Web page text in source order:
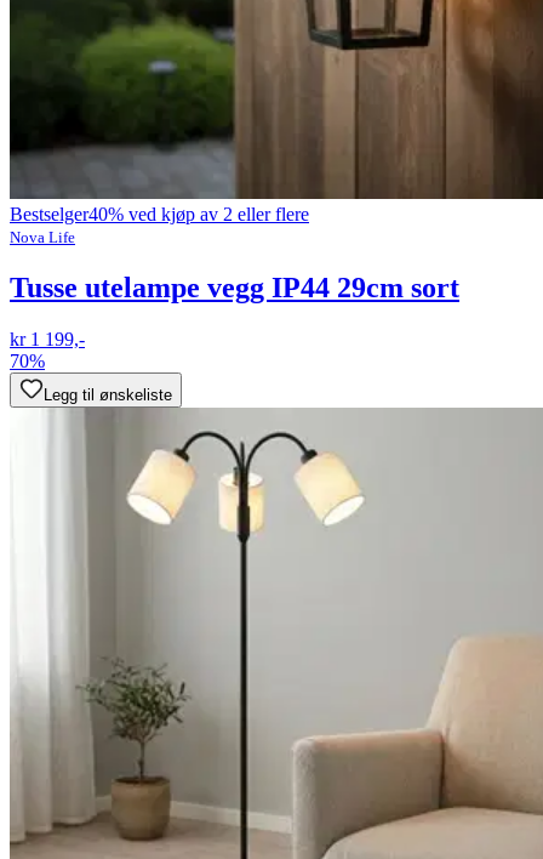
Bestselger40% ved kjøp av 2 eller flere
Nova Life
Tusse utelampe vegg IP44 29cm sort
kr 1 199,-
70%
Legg til ønskeliste